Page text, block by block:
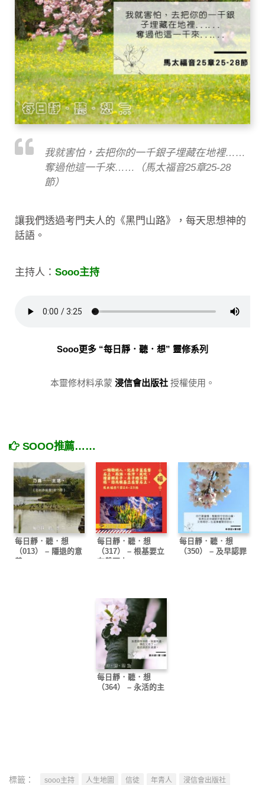
我就害怕，去把你的一千銀子埋藏在地裡……
奪過他這一千來……（馬太福音25章25-28
節）
讓我們透過考門夫人的《黑門山路》，每天思想神的
話語。
主持人： Sooo主持
Sooo更多 “每日靜．聽．想” 靈修系列
本靈修材料承蒙 浸信會出版社 授權使用。
SOOO推薦……
每日靜．聽．想
（013） – 隱退的意
義
每日靜．聽．想
（317） – 根基要立
在磐石上
每日靜．聽．想
（350） – 及早認罪
每日靜．聽．想
（364） – 永活的主
標籤： sooo主持 人生地圖 信徒 年青人
浸信會出版社